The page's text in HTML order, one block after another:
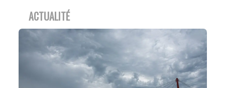
ACTUALITÉ